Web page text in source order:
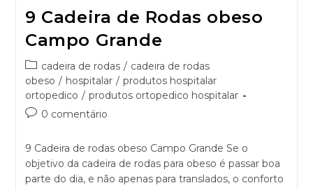
9 Cadeira de Rodas obeso
Campo Grande
cadeira de rodas / cadeira de rodas
obeso / hospitalar / produtos hospitalar
ortopedico / produtos ortopedico hospitalar
0 comentário
9 Cadeira de rodas obeso Campo Grande Se o
objetivo da cadeira de rodas para obeso é passar boa
parte do dia, e não apenas para translados, o conforto